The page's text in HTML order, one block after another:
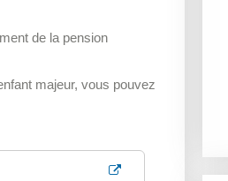
de la pension
majeur, vous pouvez